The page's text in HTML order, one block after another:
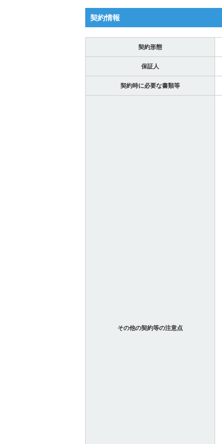
契約情報
契約形態
保証人
契約時に必要な書類等
その他の契約等の注意点